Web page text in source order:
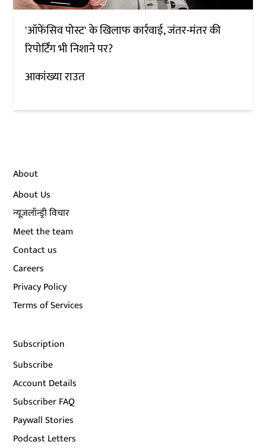
'ऑफेंसिव पोस्ट' के खिलाफ कार्रवाई, जंतर-मंतर की
रिपोर्टिंग भी निशाने पर?
आकांख्या राउत
About
About Us
न्यूज़लॉन्ड्री विचार
Meet the team
Contact us
Careers
Privacy Policy
Terms of Services
Subscription
Subscribe
Account Details
Subscriber FAQ
Paywall Stories
Podcast Letters